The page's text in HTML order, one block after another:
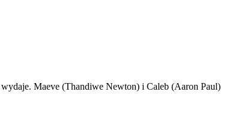
Maeve (Thandiwe Newton) i Caleb (Aaron Paul)